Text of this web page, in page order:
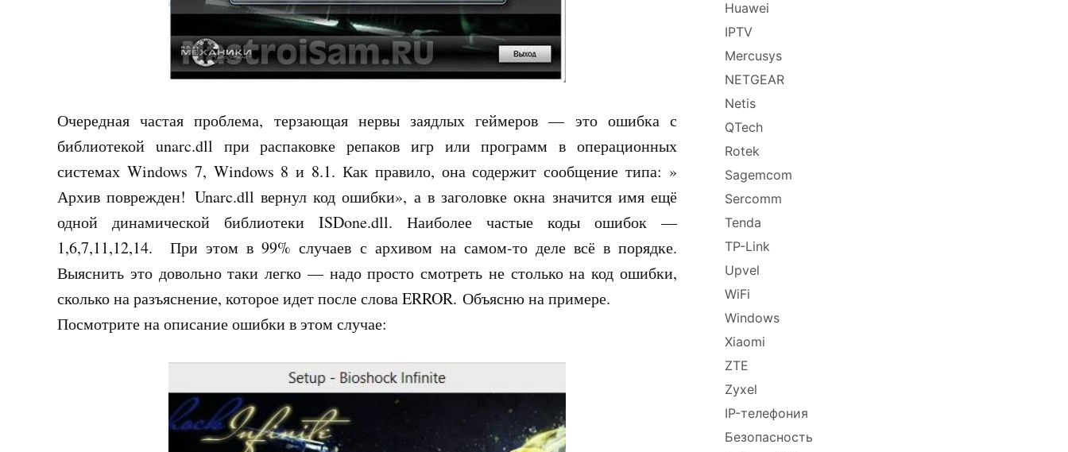
Очередная частая проблема, терзающая нервы заядлых геймеров — это ошибка с
библиотекой unarc.dll при распаковке репаков игр или программ в операционных
системах Windows 7, Windows 8 и 8.1. Как правило, она содержит сообщение типа: »
Архив поврежден! Unarc.dll вернул код ошибки», а в заголовке окна значится имя ещё
одной динамической библиотеки ISDone.dll. Наиболее частые коды ошибок —
1,6,7,11,12,14. При этом в 99% случаев с архивом на самом-то деле всё в порядке.
Выяснить это довольно таки легко — надо просто смотреть не столько на код ошибки,
сколько на разъяснение, которое идет после слова ERROR. Объясню на примере.
Посмотрите на описание ошибки в этом случае:
Huawei
IPTV
Mercusys
NETGEAR
Netis
QTech
Rotek
Sagemcom
Sercomm
Tenda
TP-Link
Upvel
WiFi
Windows
Xiaomi
ZTE
Zyxel
IP-телефония
Безопасность